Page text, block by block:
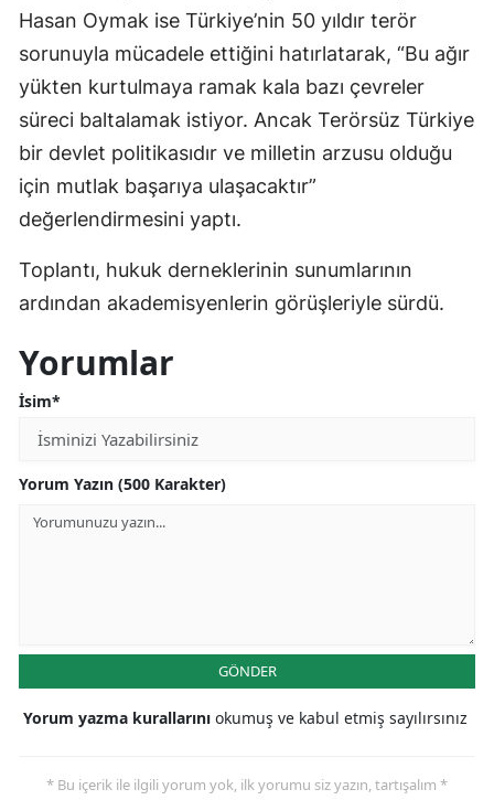
Hasan Oymak ise Türkiye’nin 50 yıldır terör
sorunuyla mücadele ettiğini hatırlatarak, “Bu ağır
yükten kurtulmaya ramak kala bazı çevreler
süreci baltalamak istiyor. Ancak Terörsüz Türkiye
bir devlet politikasıdır ve milletin arzusu olduğu
için mutlak başarıya ulaşacaktır”
değerlendirmesini yaptı.
Toplantı, hukuk derneklerinin sunumlarının
ardından akademisyenlerin görüşleriyle sürdü.
Yorumlar
İsim*
Yorum Yazın (500 Karakter)
GÖNDER
Yorum yazma kurallarını okumuş ve kabul etmiş sayılırsınız
* Bu içerik ile ilgili yorum yok, ilk yorumu siz yazın, tartışalım *